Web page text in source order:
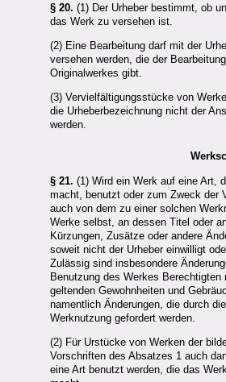
§ 20. (1) Der Urheber bestimmt, ob
das Werk zu versehen ist.
(2) Eine Bearbeitung darf mit der
versehen werden, die der
Originalwerkes gibt.
(3) Vervielfältigungsstücke von
die Urheberbezeichnung nicht der
werden.
§ 21. (1) Wird ein Werk auf eine Art,
macht, benutzt oder zum Zweck der
auch von dem zu einer solchen
Werke selbst, an dessen Titel oder
Kürzungen, Zusätze oder andere
soweit nicht der Urheber einwilligt
Zulässig sind insbesondere
Benutzung des Werkes
geltenden Gewohnheiten und
namentlich Änderungen, die durch
Werknutzung gefordert werden.
(2) Für Urstücke von Werken der
Vorschriften des Absatzes 1 auch
eine Art benutzt werden, die das